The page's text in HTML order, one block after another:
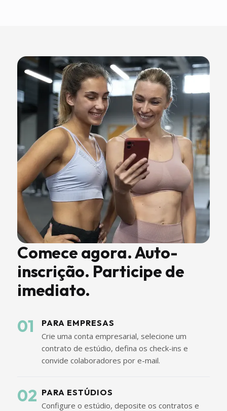
Comece agora. Auto-
inscrição. Participe de
imediato.
01
PARA EMPRESAS
Crie uma conta empresarial, selecione um
contrato de estúdio, defina os check-ins e
convide colaboradores por e-mail.
02 PARA ESTÚDIOS
Configure o estúdio, deposite os contratos e